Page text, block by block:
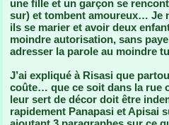
une fille et un garçon se
sur) et tombent amoureux… Je
ils se marier et avoir deux
moindre autorisation, sans
adresser la parole au moindre
J’ai expliqué à Risasi que
coûte… que ce soit dans la rue
leur sert de décor doit être
rapidement Panapasi et Apisai